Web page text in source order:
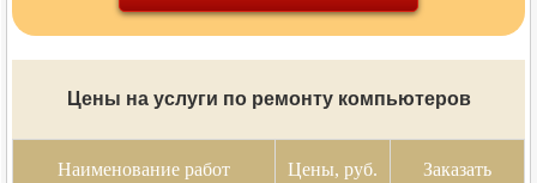
Цены на услуги по ремонту компьютеров
Наименование работ Цены, руб. Заказать